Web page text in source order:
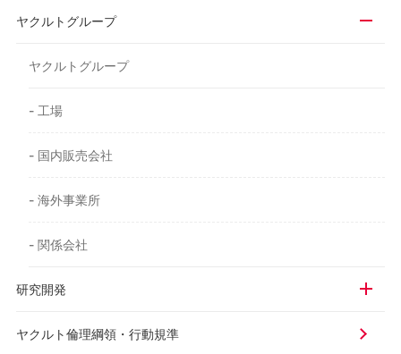
ヤクルトグループ
ヤクルトグループ
- 工場
- 国内販売会社
- 海外事業所
- 関係会社
研究開発
ヤクルト倫理綱領・行動規準